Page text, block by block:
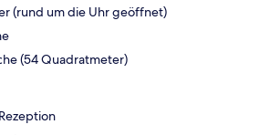
(rund um die Uhr geöffnet)
(54 Quadratmeter)